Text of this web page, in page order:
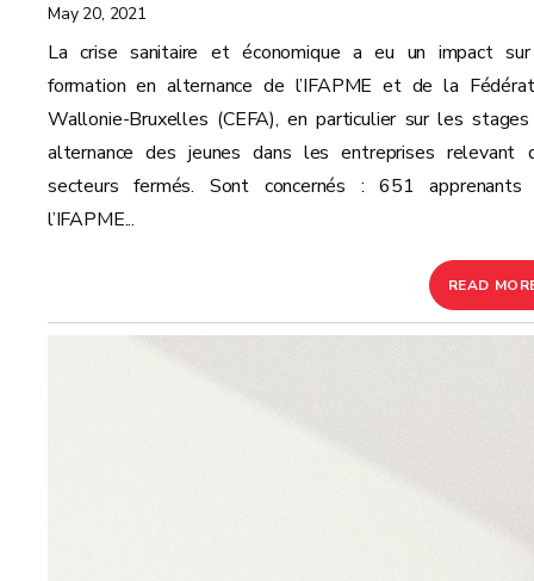
May 20, 2021
La crise sanitaire et économique a eu un impact
formation en alternance de l’IFAPME et de la
Wallonie-Bruxelles (CEFA), en particulier sur les
alternance des jeunes dans les entreprises relevant
secteurs fermés. Sont concernés : 651 apprenants
l’IFAPME...
READ